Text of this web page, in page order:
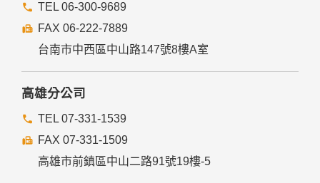
TEL 06-300-9689
FAX 06-222-7889
台南市中西區中山路147號8樓A室
高雄分公司
TEL 07-331-1539
FAX 07-331-1509
高雄市前鎮區中山二路91號19樓-5